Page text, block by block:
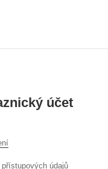
účet
údajů